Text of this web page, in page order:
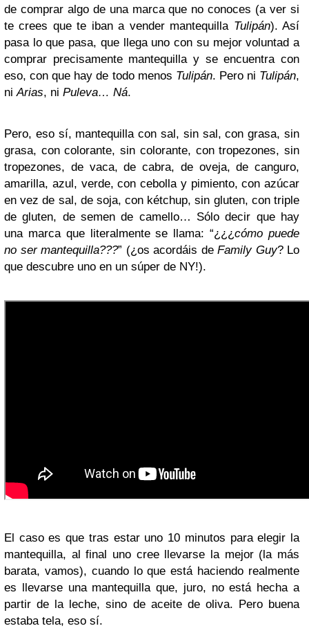
de comprar algo de una marca que no conoces (a ver si
te crees que te iban a vender mantequilla Tulipán). Así
pasa lo que pasa, que llega uno con su mejor voluntad a
comprar precisamente mantequilla y se encuentra con
eso, con que hay de todo menos Tulipán. Pero ni Tulipán,
niArias, ni Puleva… Ná.
Pero, eso sí, mantequilla con sal, sin sal, con grasa, sin
grasa, con colorante, sin colorante, con tropezones, sin
tropezones, de vaca, de cabra, de oveja, de canguro,
amarilla, azul, verde, con cebolla y pimiento, con azúcar
en vez de sal, de soja, con kétchup, sin gluten, con triple
de gluten, de semen de camello… Sólo decir que hay
una marca que literalmente se llama: “¿¿¿cómo puede
no ser mantequilla???” (¿os acordáis de Family Guy? Lo
que descubre uno en un súper de NY!).
El caso es que tras estar uno 10 minutos para elegir la
mantequilla, al final uno cree llevarse la mejor (la más
barata, vamos), cuando lo que está haciendo realmente
es llevarse una mantequilla que, juro, no está hecha a
partir de la leche, sino de aceite de oliva. Pero buena
estaba tela, eso sí.